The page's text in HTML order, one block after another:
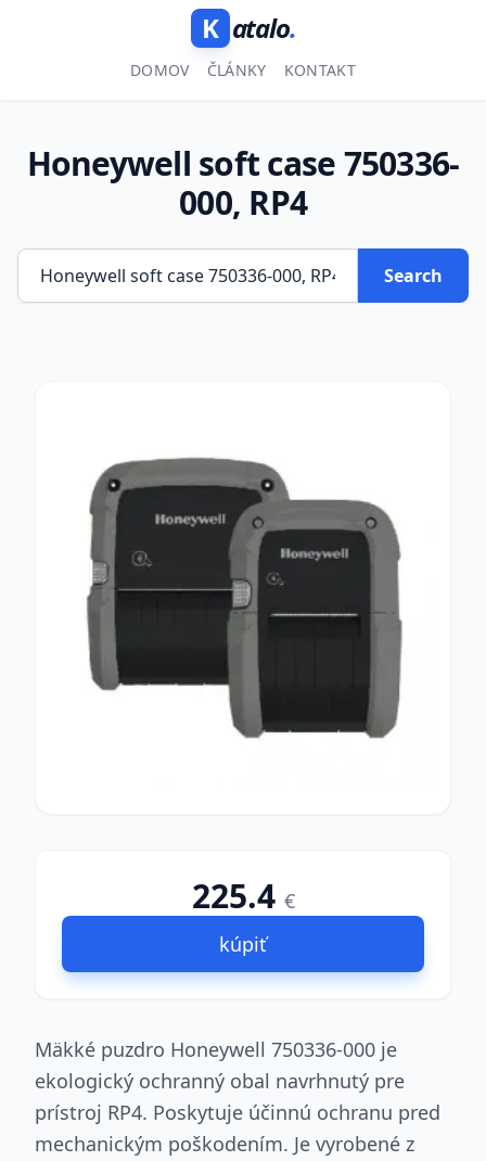
K atalo.
DOMOV ČLÁNKY KONTAKT
Honeywell soft case 750336-
000, RP4
Search
225.4 €
kúpiť
Mäkké puzdro Honeywell 750336-000 je
ekologický ochranný obal navrhnutý pre
prístroj RP4. Poskytuje účinnú ochranu pred
mechanickým poškodením. Je vyrobené z